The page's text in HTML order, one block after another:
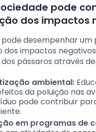
pode
dos impactos
pode desempenhar um
dos impactos
pássaros através
ambiental:
da poluição nas
pode contribuir
em programas de